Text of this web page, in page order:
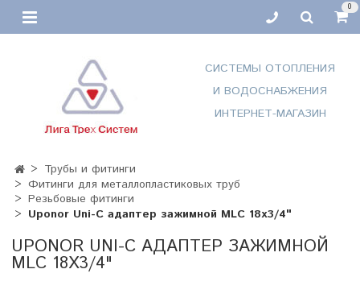
0
СИСТЕМЫ ОТОПЛЕНИЯ
И ВОДОСНАБЖЕНИЯ
ИНТЕРНЕТ-МАГАЗИН
Трубы и фитинги
Фитинги для металлопластиковых труб
Резьбовые фитинги
Uponor Uni-C адаптер зажимной MLC 18х3/4"
UPONOR UNI-C АДАПТЕР ЗАЖИМНОЙ
MLC 18Х3/4"